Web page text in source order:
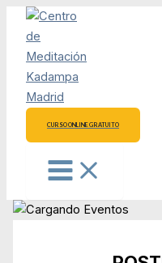
contenido
CURSO ONLINE GRATUITO